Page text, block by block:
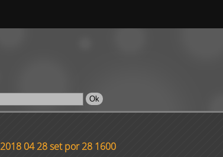
2018 04 28 set por 28 1600